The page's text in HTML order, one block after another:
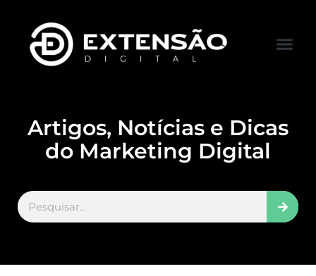
Artigos, Notícias e Dicas
do Marketing Digital